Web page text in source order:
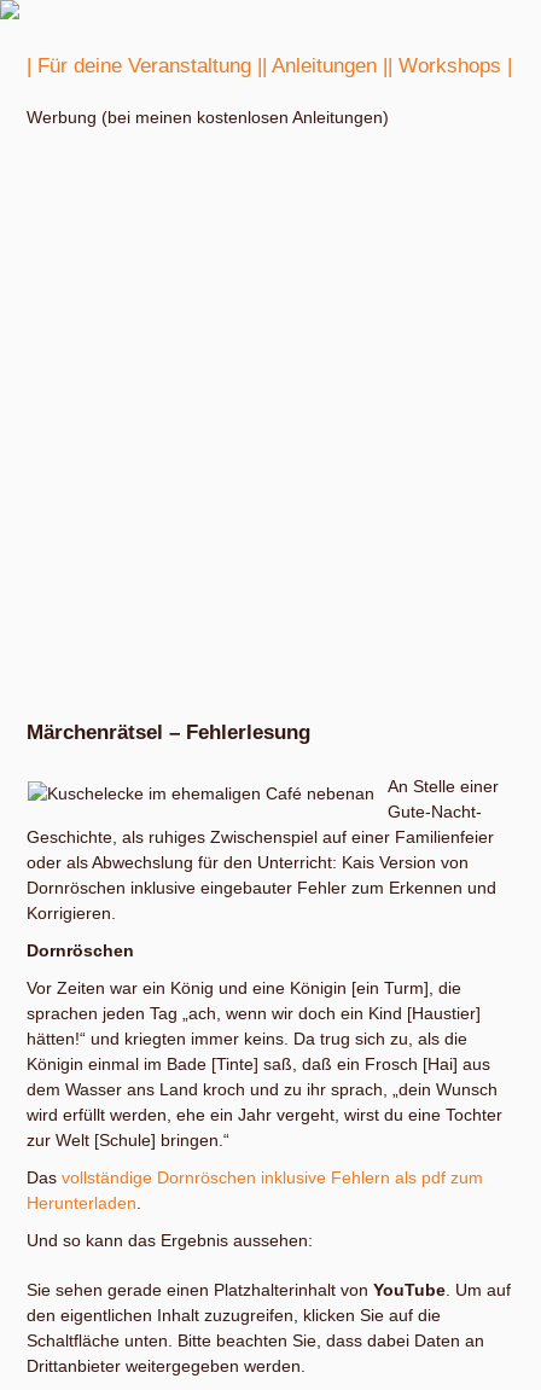
| Für deine Veranstaltung || Anleitungen || Workshops |
Werbung (bei meinen kostenlosen Anleitungen)
Märchenrätsel – Fehlerlesung
An Stelle einer
Gute-Nacht-
Geschichte, als ruhiges Zwischenspiel auf einer Familienfeier
oder als Abwechslung für den Unterricht: Kais Version von
Dornröschen inklusive eingebauter Fehler zum Erkennen und
Korrigieren.
Dornröschen
Vor Zeiten war ein König und eine Königin [ein Turm], die
sprachen jeden Tag „ach, wenn wir doch ein Kind [Haustier]
hätten!“ und kriegten immer keins. Da trug sich zu, als die
Königin einmal im Bade [Tinte] saß, daß ein Frosch [Hai] aus
dem Wasser ans Land kroch und zu ihr sprach, „dein Wunsch
wird erfüllt werden, ehe ein Jahr vergeht, wirst du eine Tochter
zur Welt [Schule] bringen.“
Dasvollständige Dornröschen inklusive Fehlern als pdf zum
Herunterladen
Und so kann das Ergebnis aussehen:
Sie sehen gerade einen Platzhalterinhalt vonYouTube . Um auf
den eigentlichen Inhalt zuzugreifen, klicken Sie auf die
Schaltfläche unten. Bitte beachten Sie, dass dabei Daten an
Drittanbieter weitergegeben werden.